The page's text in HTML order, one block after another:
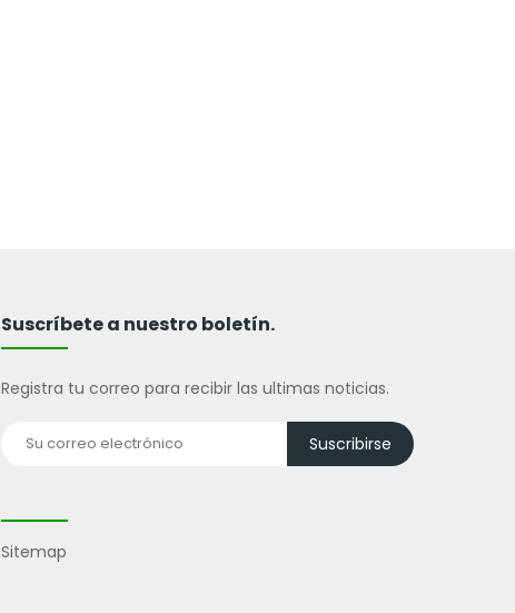
Suscríbete a nuestro boletín.
Registra tu correo para recibir las ultimas noticias.
Suscribirse
Sitemap